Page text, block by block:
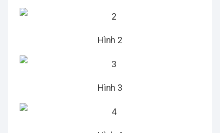
Hình 2
Hình 3